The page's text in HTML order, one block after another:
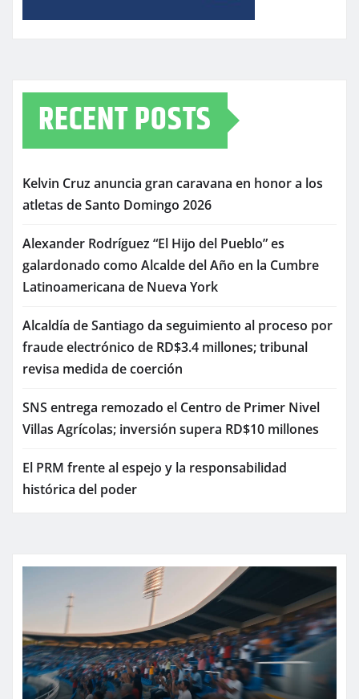
RECENT POSTS
Kelvin Cruz anuncia gran caravana en honor a los
atletas de Santo Domingo 2026
Alexander Rodríguez “El Hijo del Pueblo” es
galardonado como Alcalde del Año en la Cumbre
Latinoamericana de Nueva York
Alcaldía de Santiago da seguimiento al proceso por
fraude electrónico de RD$3.4 millones; tribunal
revisa medida de coerción
SNS entrega remozado el Centro de Primer Nivel
Villas Agrícolas; inversión supera RD$10 millones
El PRM frente al espejo y la responsabilidad
histórica del poder